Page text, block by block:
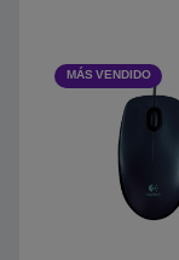
MÁS VENDIDO